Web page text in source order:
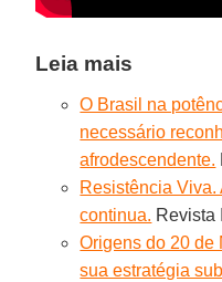
Leia mais
O Brasil na
necessário
afrodescendente.
Resistência Viva.
continua. Revista
Origens do 20 de
sua estratégia